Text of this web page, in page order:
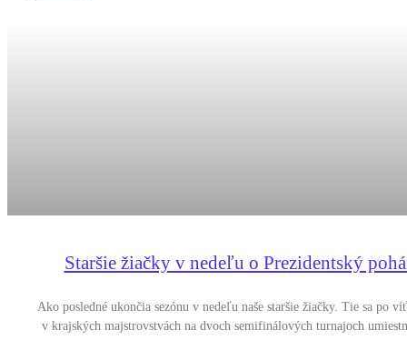
Staršie žiačky v nedeľu o Prezidentský
Ako posledné ukončia sezónu v nedeľu naše staršie žiačky. Tie sa po
v krajských majstrovstvách na dvoch semifinálových turnajoch